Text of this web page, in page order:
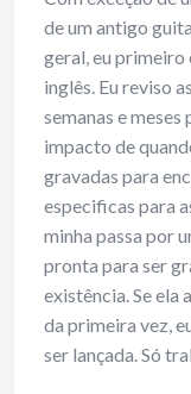
de um antigo
geral, eu
inglês. Eu reviso
semanas e meses
impacto de
gravadas para
especificas para
minha passa por
pronta para ser
existência. Se ela
da primeira vez,
ser lançada. Só